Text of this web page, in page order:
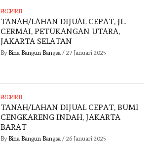
PROPERTI
TANAH/LAHAN DIJUAL CEPAT, JL.
CERMAI, PETUKANGAN UTARA,
JAKARTA SELATAN
By Bina Bangun Bangsa/ 27 Januari 2025
PROPERTI
TANAH/LAHAN DIJUAL CEPAT, BUMI
CENGKARENG INDAH, JAKARTA
BARAT
By Bina Bangun Bangsa/ 26 Januari 2025